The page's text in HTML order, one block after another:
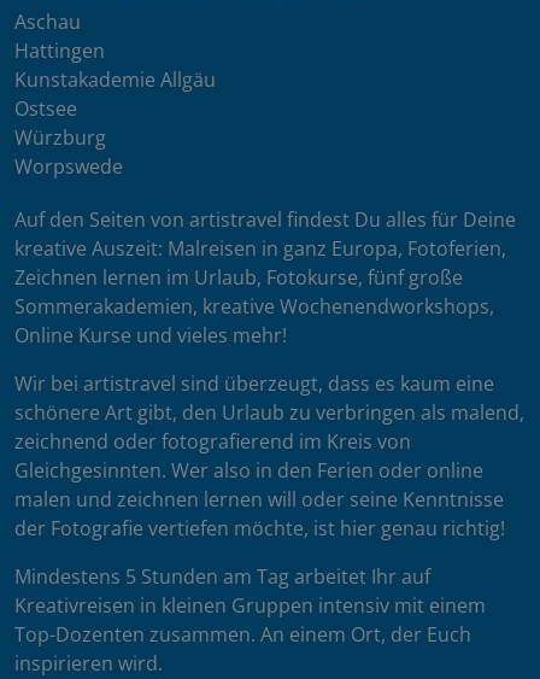
Aschau
Hattingen
Kunstakademie Allgäu
Ostsee
Würzburg
Worpswede
Auf den Seiten von artistravel findest Du alles für Deine
kreative Auszeit: Malreisen in ganz Europa, Fotoferien,
Zeichnen lernen im Urlaub, Fotokurse, fünf große
Sommerakademien, kreative Wochenendworkshops,
Online Kurse und vieles mehr!
Wir bei artistravel sind überzeugt, dass es kaum eine
schönere Art gibt, den Urlaub zu verbringen als malend,
zeichnend oder fotografierend im Kreis von
Gleichgesinnten. Wer also in den Ferien oder online
malen und zeichnen lernen will oder seine Kenntnisse
der Fotografie vertiefen möchte, ist hier genau richtig!
Mindestens 5 Stunden am Tag arbeitet Ihr auf
Kreativreisen in kleinen Gruppen intensiv mit einem
Top-Dozenten zusammen. An einem Ort, der Euch
inspirieren wird.